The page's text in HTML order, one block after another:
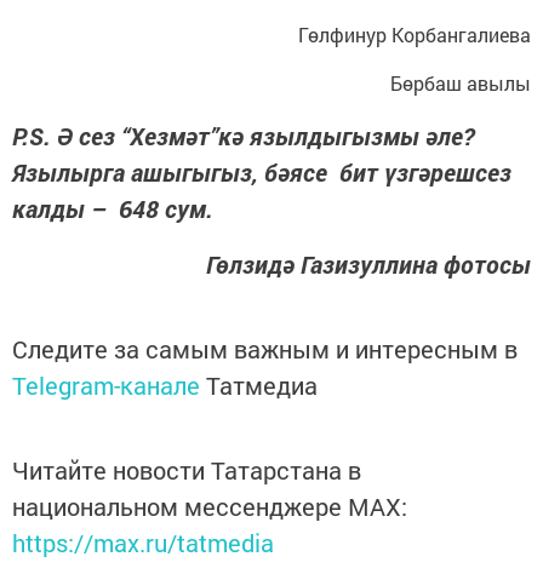
Гөлфинур Корбангалиева
Бөрбаш авылы
P.S. Ә сез “Хезмәт”кә язылдыгызмы әле?
Язылырга ашыгыгыз, бәясе бит үзгәрешсез
калды – 648 сум.
Гөлзидә Газизуллина фотосы
Следите за самым важным и интересным в
Telegram-канале Татмедиа
Читайте новости Татарстана в
национальном мессенджере MАХ:
https://max.ru/tatmedia